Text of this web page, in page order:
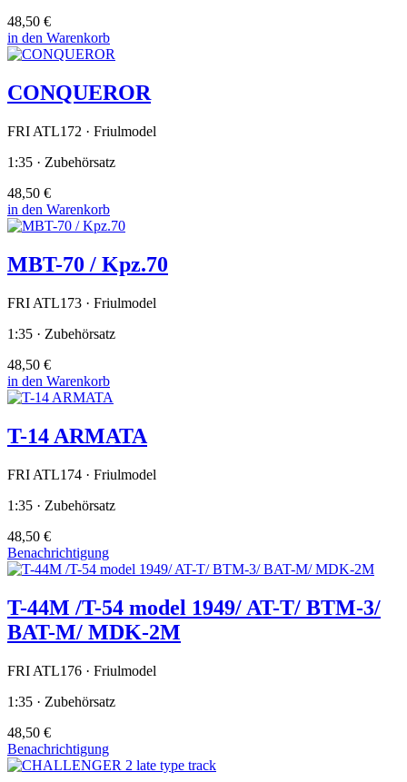
48,50 €
in den Warenkorb
CONQUEROR
FRI ATL172 · Friulmodel
1:35 · Zubehörsatz
48,50 €
in den Warenkorb
MBT-70 / Kpz.70
FRI ATL173 · Friulmodel
1:35 · Zubehörsatz
48,50 €
in den Warenkorb
T-14 ARMATA
FRI ATL174 · Friulmodel
1:35 · Zubehörsatz
48,50 €
Benachrichtigung
T-44M /T-54 model 1949/ AT-T/ BTM-3/
BAT-M/ MDK-2M
FRI ATL176 · Friulmodel
1:35 · Zubehörsatz
48,50 €
Benachrichtigung